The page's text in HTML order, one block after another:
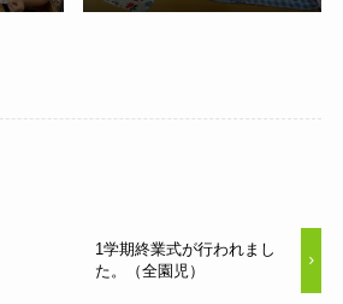
1学期終業式が行われまし
た。（全園児）